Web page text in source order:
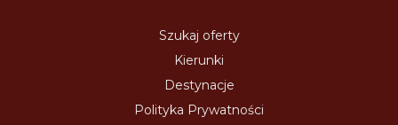
Szukaj oferty
Kierunki
Destynacje
Polityka Prywatności